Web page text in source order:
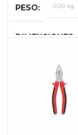
PESO 0,00 kg
DIMENSIONES